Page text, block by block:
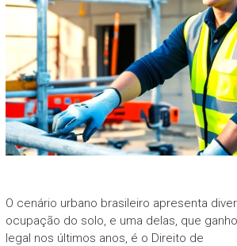
O cenário urbano brasileiro apresenta
ocupação do solo, e uma delas, que
legal nos últimos anos, é o Direito de